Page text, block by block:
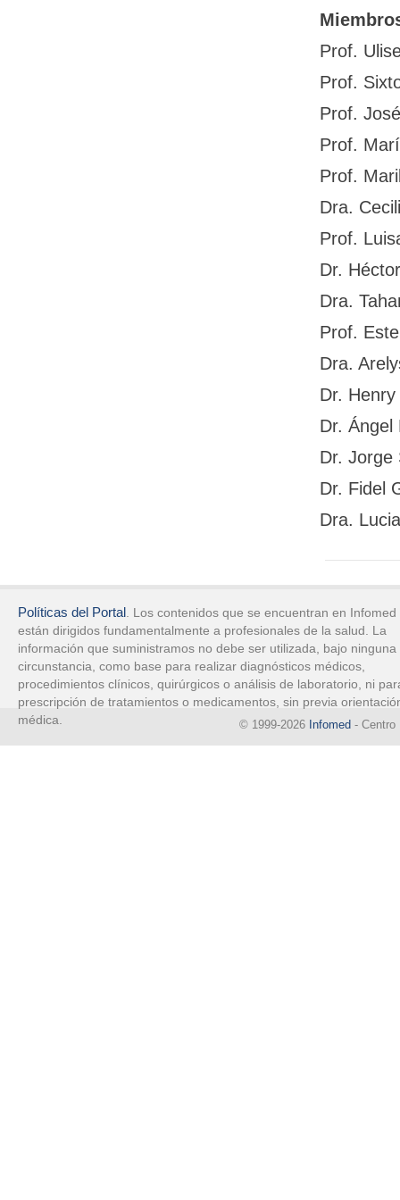
Prof.
Prof.
Prof.
Prof.
Prof.
Dra.
Prof.
Dr.
Dra.
Prof.
Dra.
Dr.
Dr. Ángel
Dr. Jorge
Dr. Fidel
Dra.
Políticas del Portal. Los contenidos que se encuentran en Infomed
están dirigidos fundamentalmente a profesionales de la salud. La
información que suministramos no debe ser utilizada, bajo ninguna
circunstancia, como base para realizar diagnósticos médicos,
procedimientos clínicos, quirúrgicos o análisis de laboratorio, ni
prescripción de tratamientos o medicamentos, sin previa
médica.
© 1999-2026 Infomed - Centro